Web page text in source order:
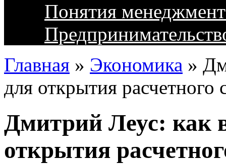
Понятия
Главная » Экономика »
для открытия расчетного
Дмитрий Леус: как
открытия